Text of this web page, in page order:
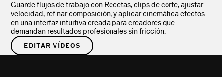
Guarde flujos de trabajo con Recetas,clips de corte,ajustar
velocidad, refinarcomposición, y aplicar cinemáticaefectos
en una interfaz intuitiva creada para creadores que
demandan resultados profesionales sin fricción.
EDITAR VÍDEOS